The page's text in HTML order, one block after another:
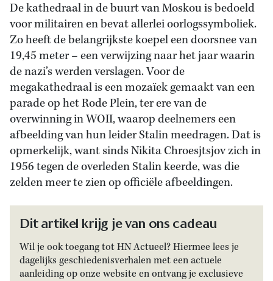
De kathedraal in de buurt van Moskou is bedoeld
voor militairen en bevat allerlei oorlogssymboliek.
Zo heeft de belangrijkste koepel een doorsnee van
19,45 meter – een verwijzing naar het jaar waarin
de nazi’s werden verslagen. Voor de
megakathedraal is een mozaïek gemaakt van een
parade op het Rode Plein, ter ere van de
overwinning in WOII, waarop deelnemers een
afbeelding van hun leider Stalin meedragen. Dat is
opmerkelijk, want sinds Nikita Chroesjtsjov zich in
1956 tegen de overleden Stalin keerde, was die
zelden meer te zien op officiële afbeeldingen.
Dit artikel krijg je van ons cadeau
Wil je ook toegang tot HN Actueel? Hiermee lees je
dagelijks geschiedenisverhalen met een actuele
aanleiding op onze website en ontvang je exclusieve